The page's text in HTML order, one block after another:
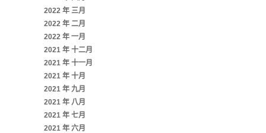
2022 年 三月
2022 年 二月
2022 年 一月
2021 年 十二月
2021 年 十一月
2021 年 十月
2021 年 九月
2021 年 八月
2021 年 七月
2021 年 六月